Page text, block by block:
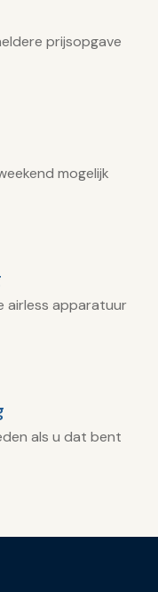
prijsopgave
mogelijk
airless apparatuur
als u dat bent